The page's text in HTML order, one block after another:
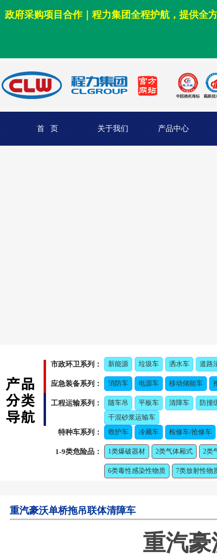
政府采购项目合作｜程力集团全程护航，提供全
首 页 关于我们 产品中心
市政环卫系列： 新能源 垃圾车 洒水车 道路
应急装备系列： 消防车 电源车 移动储能车
工程运输系列： 随车吊 平板车 清障车
防撞
干混砂浆运输车
特种车系列： 救护车 冷藏车 检修车/抢修车
1-9类危险品： 1类爆破器材 2类气体厢式 2类
6类毒性感染性物质 7类放射性物
重汽豪沃单桥拖吊联体清障车
重汽